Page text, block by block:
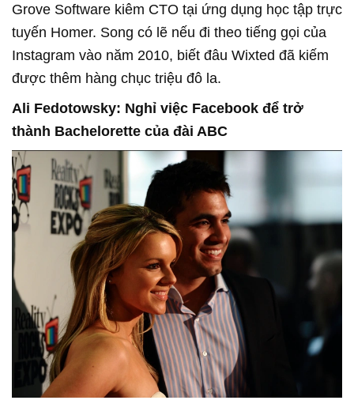
Grove Software kiêm CTO tại ứng dụng học tập trực
tuyến Homer. Song có lẽ nếu đi theo tiếng gọi của
Instagram vào năm 2010, biết đâu Wixted đã kiếm
được thêm hàng chục triệu đô la.
Ali Fedotowsky: Nghỉ việc Facebook để trở
thành Bachelorette của đài ABC